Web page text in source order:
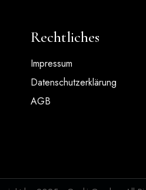
Rechtliches
Impressum
Datenschutzerklärung
AGB